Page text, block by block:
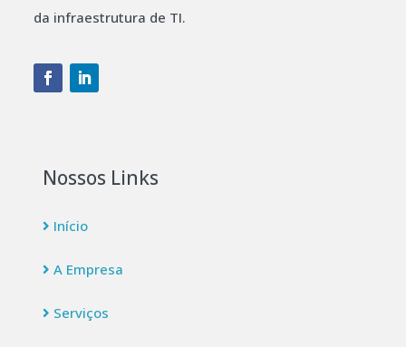
da infraestrutura de TI.
Nossos Links
Início
A Empresa
Serviços